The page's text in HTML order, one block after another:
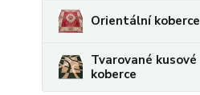
Orientální koberce
Tvarované kusové
koberce